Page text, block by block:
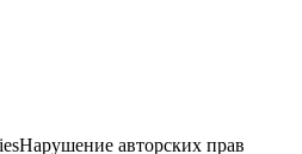
Нарушение авторских прав